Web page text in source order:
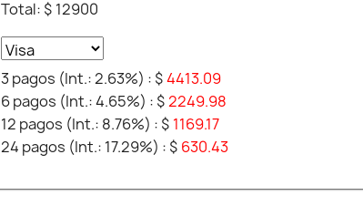
Total: $ 12900
3 pagos (Int.: 2.63%) : $4413.09
6 pagos (Int.: 4.65%) : $2249.98
12 pagos (Int.: 8.76%) : $ 1169.17
24 pagos (Int.: 17.29%) : $ 630.43